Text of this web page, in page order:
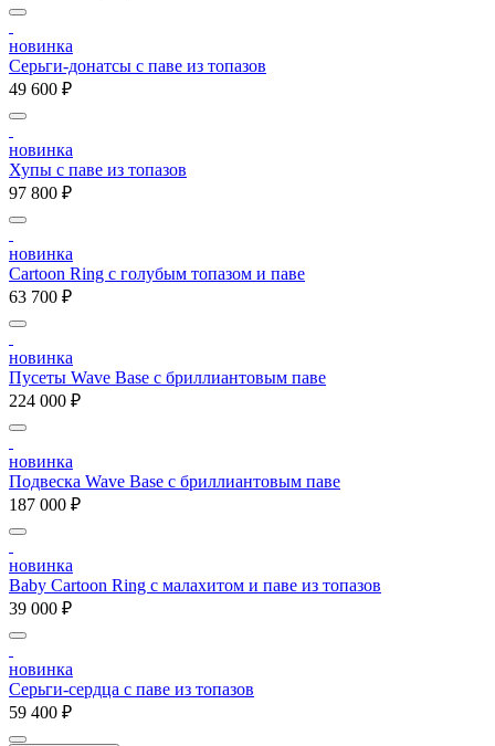
новинка
Серьги-донатсы с паве из топазов
49 600 ₽
новинка
Хупы с паве из топазов
97 800 ₽
новинка
Cartoon Ring с голубым топазом и паве
63 700 ₽
новинка
Пусеты Wave Base с бриллиантовым паве
224 000 ₽
новинка
Подвеска Wave Base с бриллиантовым паве
187 000 ₽
новинка
Baby Cartoon Ring с малахитом и паве из топазов
39 000 ₽
новинка
Серьги-сердца с паве из топазов
59 400 ₽